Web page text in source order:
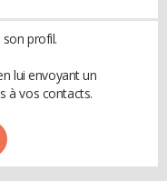
profil.
lui envoyant un
à vos contacts.